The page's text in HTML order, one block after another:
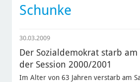
Schunke
30.03.2009
Der Sozialdemokrat starb am
der Session 2000/2001
Im Alter von 63 Jahren verstarb am